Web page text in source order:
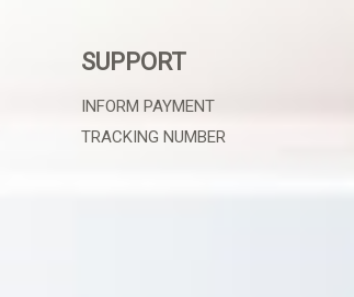
SUPPORT
INFORM PAYMENT
TRACKING NUMBER